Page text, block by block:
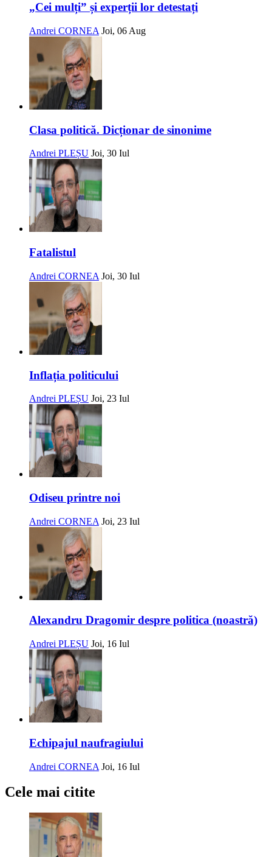
„Cei mulți” și experții lor detestați
Andrei CORNEA Joi, 06 Aug
Clasa politică. Dicționar de sinonime
Andrei PLEȘU Joi, 30 Iul
Fatalistul
Andrei CORNEA Joi, 30 Iul
Inflația politicului
Andrei PLEȘU Joi, 23 Iul
Odiseu printre noi
Andrei CORNEA Joi, 23 Iul
Alexandru Dragomir despre politica (noastră)
Andrei PLEȘU Joi, 16 Iul
Echipajul naufragiului
Andrei CORNEA Joi, 16 Iul
Cele mai citite